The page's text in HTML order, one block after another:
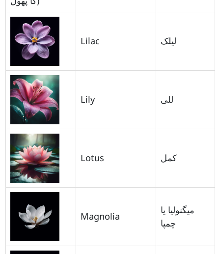
Lilac لیلک
Lily للی
Lotus کمل
Magnolia
میگنولیا یا
چمپا